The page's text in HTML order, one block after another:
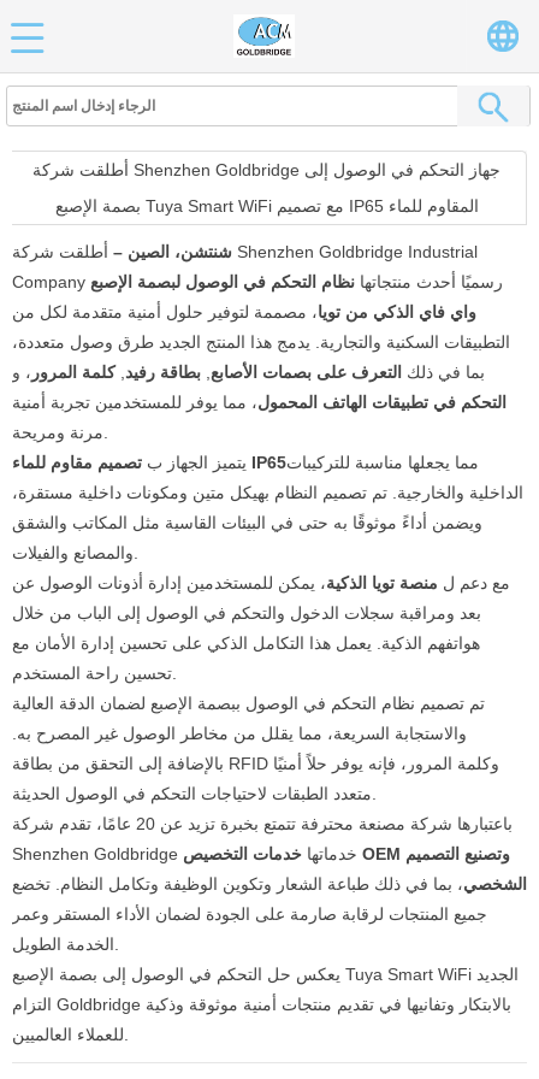
أطلقت شركة Shenzhen Goldbridge جهاز التحكم في الوصول إلى
بصمة الإصبع Tuya Smart WiFi مع تصميم IP65 المقاوم للماء
شنتشن، الصين – أطلقت شركة Shenzhen Goldbridge Industrial
Company رسميًا أحدث منتجاتها نظام التحكم في الوصول لبصمة الإصبع
واي فاي الذكي من تويا، مصممة لتوفير حلول أمنية متقدمة لكل من
التطبيقات السكنية والتجارية. يدمج هذا المنتج الجديد طرق وصول متعددة،
بما في ذلك التعرف على بصمات الأصابع بطاقة رفيد ,كلمة المرور ، و
التحكم في تطبيقات الهاتف المحمول، مما يوفر للمستخدمين تجربة أمنية
يتميز الجهاز ب تصميم مقاوم للماء IP65مما يجعلها مناسبة للتركيبات
الداخلية والخارجية. تم تصميم النظام بهيكل متين ومكونات داخلية مستقرة،
ويضمن أداءً موثوقًا به حتى في البيئات القاسية مثل المكاتب والشقق
مع دعم ل منصة تويا الذكية، يمكن للمستخدمين إدارة أذونات الوصول عن
بعد ومراقبة سجلات الدخول والتحكم في الوصول إلى الباب من خلال
هواتفهم الذكية. يعمل هذا التكامل الذكي على تحسين إدارة الأمان مع
تم تصميم نظام التحكم في الوصول ببصمة الإصبع لضمان الدقة العالية
والاستجابة السريعة، مما يقلل من مخاطر الوصول غير المصرح به.
بالإضافة إلى التحقق من بطاقة RFID وكلمة المرور، فإنه يوفر حلاً أمنيًا
باعتبارها شركة مصنعة محترفة تتمتع بخبرة تزيد عن 20 عامًا، تقدم شركة
Shenzhen Goldbridge خدماتها خدمات التخصيص OEM وتصنيع التصميم
الشخصي، بما في ذلك طباعة الشعار وتكوين الوظيفة وتكامل النظام. تخضع
جميع المنتجات لرقابة صارمة على الجودة لضمان الأداء المستقر وعمر
يعكس حل التحكم في الوصول إلى بصمة الإصبع Tuya Smart WiFi الجديد
التزام Goldbridge بالابتكار وتفانيها في تقديم منتجات أمنية موثوقة وذكية